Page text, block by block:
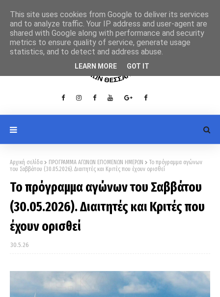
Αρχική σελίδα ΠΡΟΓΡΑΜΜΑ ΑΓΩΝΩΝ ΕΠΟΜΕΝΩΝ ΗΜΕΡΩΝ
Το πρόγραμμα αγώνων
του Σαββάτου (30.05.2026). Διαιτητές και Kριτές που έχουν ορισθεί
Το πρόγραμμα αγώνων του Σαββάτου
(30.05.2026). Διαιτητές και Kριτές που
έχουν ορισθεί
30.5.26
This site uses cookies from Google to deliver its services
and to analyze traffic. Your IP address and user-agent are
shared with Google along with performance and security
metrics to ensure quality of service, generate usage
statistics, and to detect and address abuse.
LEARN MORE GOT IT